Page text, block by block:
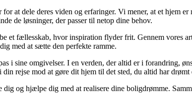
at dele deres viden og erfaringer. Vi mener, at et hjem
de løsninger, der passer til netop dine behov.
et fællesskab, hvor inspiration flyder frit. Gennem vores
med at sætte den perfekte ramme.
i sine omgivelser. I en verden, der altid er i forandring,
rejse mod at gøre dit hjem til det sted, du altid har drømt
og hjælpe dig med at realisere dine boligdrømme.